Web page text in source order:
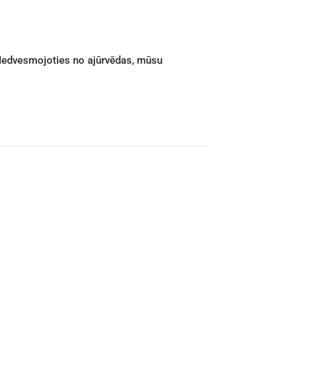
no ajūrvēdas, mūsu